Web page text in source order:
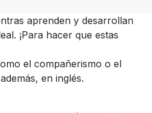
aprenden y desarrollan
¡Para hacer que estas
el compañerismo o el
en inglés.